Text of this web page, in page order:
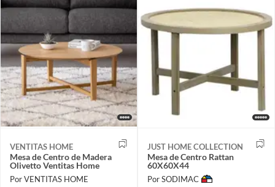
VENTITAS HOME
Mesa de Centro de Madera
Olivetto Ventitas Home
Por VENTITAS HOME
JUST HOME COLLECTION
Mesa de Centro Rattan
60X60X44
Por SODIMAC